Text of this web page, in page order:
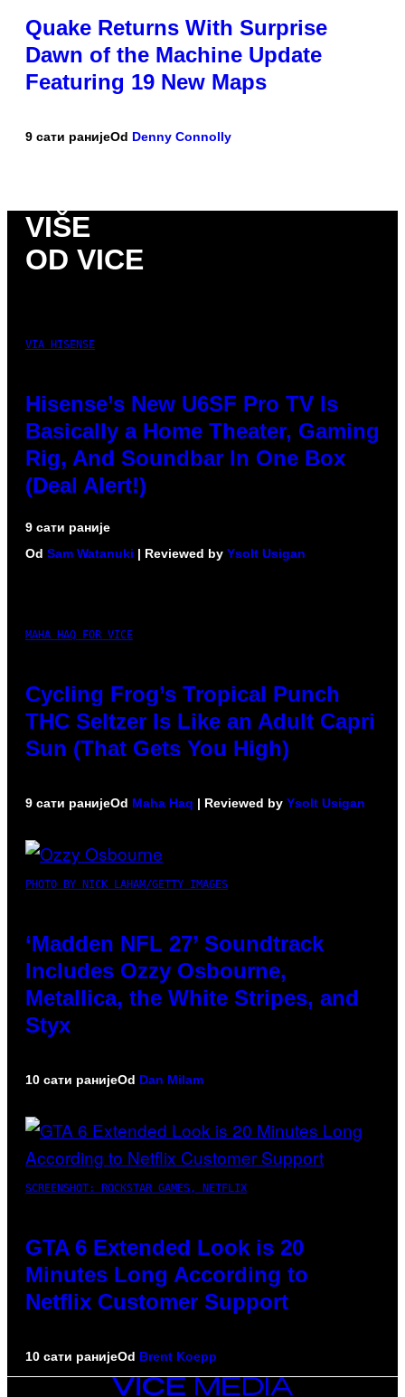
Quake Returns With Surprise
Dawn of the Machine Update
Featuring 19 New Maps
9 сати ранијеOd Denny Connolly
VIŠE
OD VICE
VIA HISENSE
Hisense’s New U6SF Pro TV Is
Basically a Home Theater, Gaming
Rig, And Soundbar In One Box
(Deal Alert!)
9 сати раније
Od Sam Watanuki | Reviewed by Ysolt Usigan
MAHA HAQ FOR VICE
Cycling Frog’s Tropical Punch
THC Seltzer Is Like an Adult Capri
Sun (That Gets You High)
9 сати ранијеOd Maha Haq | Reviewed by Ysolt Usigan
PHOTO BY NICK LAHAM/GETTY IMAGES
‘Madden NFL 27’ Soundtrack
Includes Ozzy Osbourne,
Metallica, the White Stripes, and
Styx
10 сати ранијеOd Dan Milam
SCREENSHOT: ROCKSTAR GAMES, NETFLIX
GTA 6 Extended Look is 20
Minutes Long According to
Netflix Customer Support
10 сати ранијеOd Brent Koepp
VICE